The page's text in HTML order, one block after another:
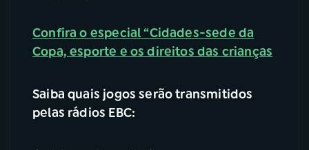
Confira o especial “Cidades-sede da
Copa, esporte e os direitos das crianças
Saiba quais jogos serão transmitidos
pelas rádios EBC: